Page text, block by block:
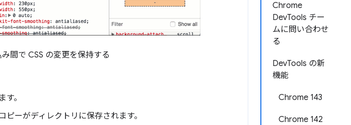
Chrome
DevTools チー
ムに問い合わせ
る
DevTools の新
機能
Chrome 143
Chrome 142
間で CSS の変更を保持する
。
ーがディレクトリに保存されます。